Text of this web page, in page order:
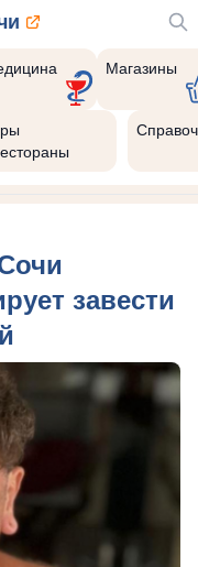
Магазины
завести